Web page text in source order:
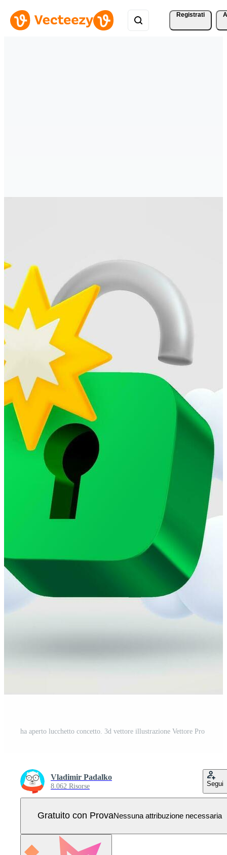
Registrati
ha aperto lucchetto concetto. 3d vettore illustrazione Vettore Pro
Vladimir Padalko
8.062 Risorse Segui
Gratuito con ProvaNessuna attribuzione necessaria